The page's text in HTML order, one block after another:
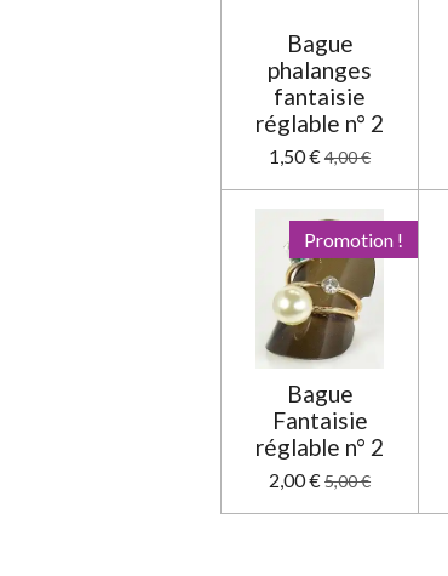
Bague
phalanges
fantaisie
réglable n° 2
1,50 €4,00 €
Promotion !
Bague
Fantaisie
réglable n° 2
2,00 €5,00 €